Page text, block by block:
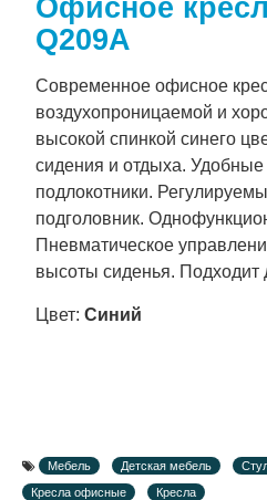
Офисное
Q209A
Современное офисное
воздухопроницаемой и
высокой спинкой синего
сидения и отдыха.
подлокотники.
подголовник.
Пневматическое
высоты сиденья.
Цвет: Синий
Мебель Детская мебель
Кресла офисные
Кресла